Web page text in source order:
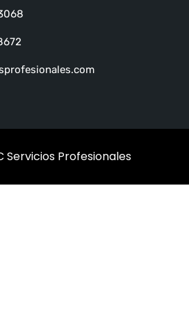
Servicios Profesionales